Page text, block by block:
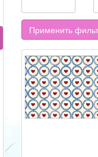
Применить